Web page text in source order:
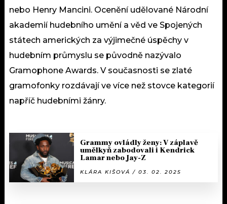
nebo Henry Mancini. Ocenění udělované Národní
akademií hudebního umění a věd ve Spojených
státech amerických za výjimečné úspěchy v
hudebním průmyslu se původně nazývalo
Gramophone Awards. V současnosti se zlaté
gramofonky rozdávají ve více než stovce kategorií
napříč hudebními žánry.
Grammy ovládly ženy: V záplavě
umělkyň zabodovali i Kendrick
Lamar nebo Jay-Z
KLÁRA KIŠOVÁ / 03. 02. 2025